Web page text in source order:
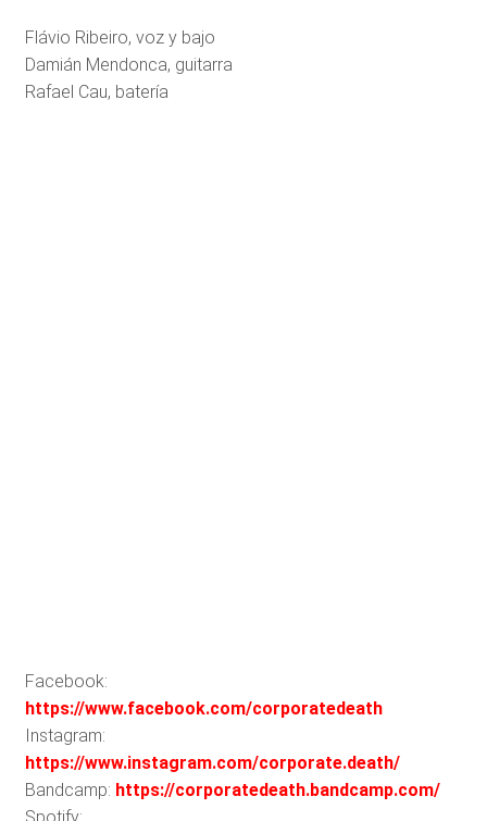
Flávio Ribeiro, voz y bajo
Damián Mendonca, guitarra
Rafael Cau, batería
Facebook:
https://www.facebook.com/corporatedeath
Instagram:
https://www.instagram.com/corporate.death/
Bandcamp: https://corporatedeath.bandcamp.com/